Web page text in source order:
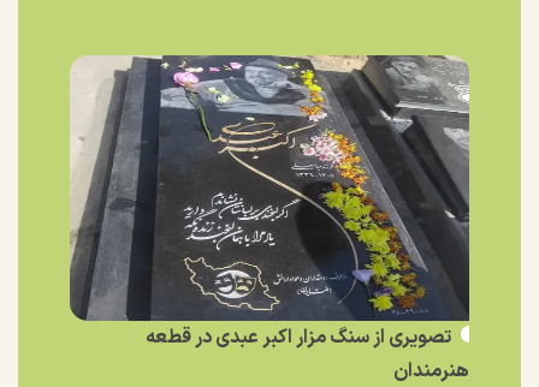
تصویری از سنگ مزار اکبر عبدی در قطعه
هنرمندان